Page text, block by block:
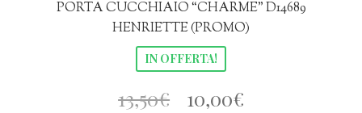
PORTA CUCCHIAIO “CHARME” D14689
HENRIETTE (PROMO)
IN OFFERTA!
13,50€ 10,00€Il